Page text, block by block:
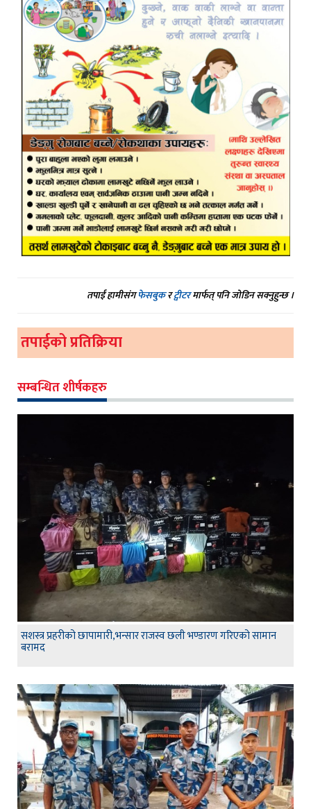
तपाईं हामीसंगफेसबुकरट्वीटरमार्फत् पनि जोडिन सक्नुहुन्छ ।
तपाईको प्रतिक्रिया
सम्बन्धित शीर्षकहरु
सशस्त्र प्रहरीको छापामारी,भन्सार राजस्व छली भण्डारण गरिएको सामान
बरामद